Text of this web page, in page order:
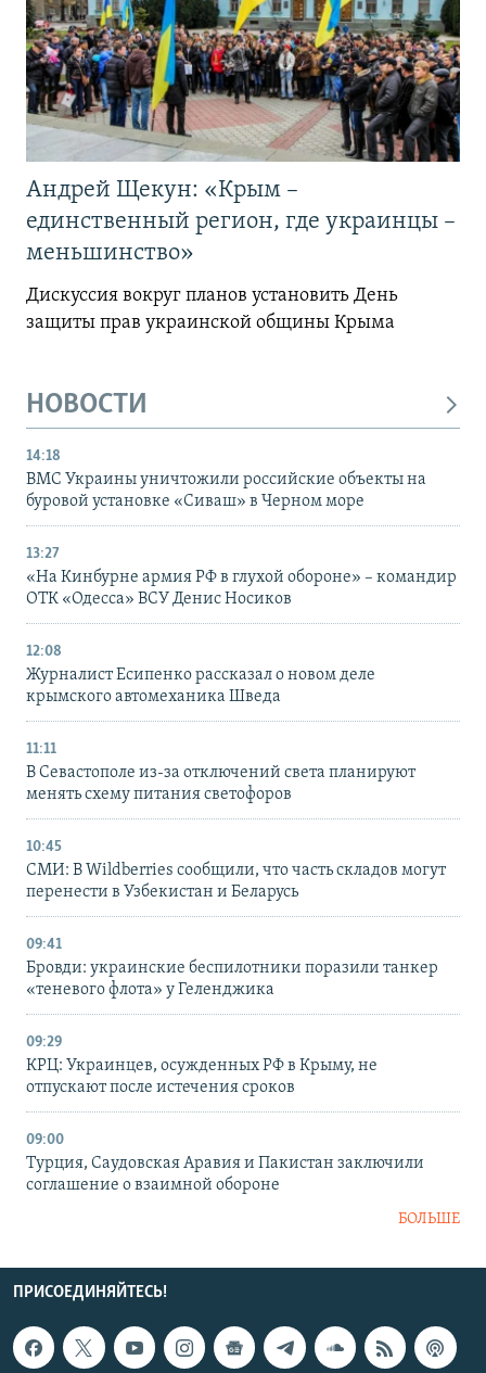
Андрей Щекун: «Крым –
единственный регион, где украинцы –
меньшинство»
Дискуссия вокруг планов установить День
защиты прав украинской общины Крыма
НОВОСТИ
14:18
ВМС Украины уничтожили российские объекты на
буровой установке «Сиваш» в Черном море
13:27
«На Кинбурне армия РФ в глухой обороне» – командир
ОТК «Одесса» ВСУ Денис Носиков
12:08
Журналист Есипенко рассказал о новом деле
крымского автомеханика Шведа
11:11
В Севастополе из-за отключений света планируют
менять схему питания светофоров
10:45
СМИ: В Wildberries сообщили, что часть складов могут
перенести в Узбекистан и Беларусь
09:41
Бровди: украинские беспилотники поразили танкер
«теневого флота» у Геленджика
09:29
КРЦ: Украинцев, осужденных РФ в Крыму, не
отпускают после истечения сроков
09:00
Турция, Саудовская Аравия и Пакистан заключили
соглашение о взаимной обороне
БОЛЬШЕ
ПРИСОЕДИНЯЙТЕСЬ!